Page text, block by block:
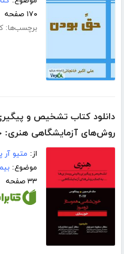
۱۷۰ صفحه
برچسب‌ها:
دانلود کتاب تشخیص و
روش‌های آزمایشگاهی هنری:
از: متیو
موضوع:
۳۳ صفحه